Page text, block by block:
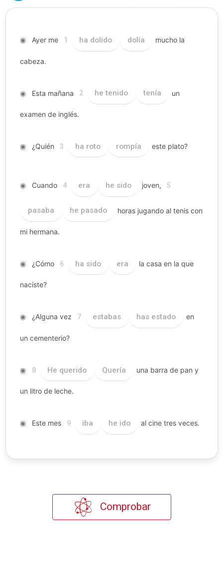
◉Ayer me 1 ha dolido dolía mucho la
cabeza.
◉Esta mañana 2 he tenido tenía un
examen de inglés.
◉¿Quién 3 ha roto rompía este plato?
◉Cuando 4 era he sido joven, 5
pasaba he pasado horas jugando al tenis con
mi hermana.
◉¿Cómo 6 ha sido era la casa en la que
naciste?
◉¿Alguna vez 7 estabas has estado en
un cementerio?
◉ 8 He querido Quería una barra de pan y
un litro de leche.
◉Este mes 9 iba he ido al cine tres veces.
Comprobar